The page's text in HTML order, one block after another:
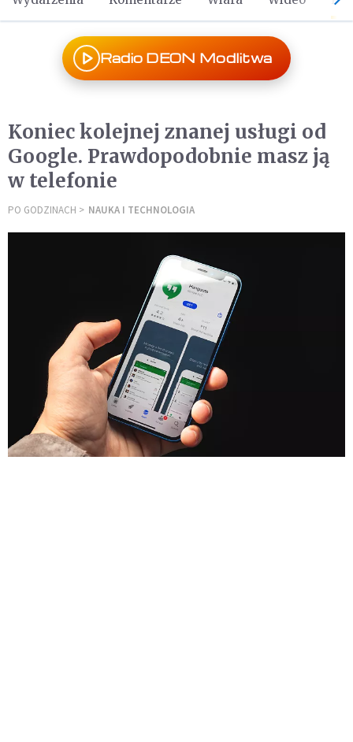
Radio DEON Modlitwa
Koniec kolejnej znanej usługi od
Google. Prawdopodobnie masz ją
w telefonie
PO GODZINACH NAUKA I TECHNOLOGIA